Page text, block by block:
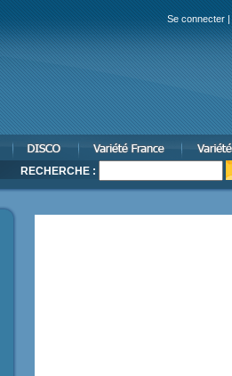
Se connecter |
RECHERCHE :